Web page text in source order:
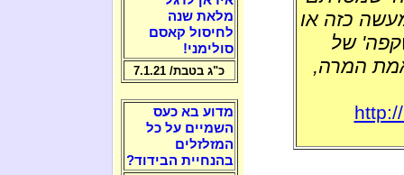
כזה או
של
המרה,
מלאת שנה
לחיסול קאסם
סולימני!
כ"ג בטבת/ 7.1.21
מדוע בא כעס
השמיים על כל
המזלזלים
בהנחיית הבידוד?